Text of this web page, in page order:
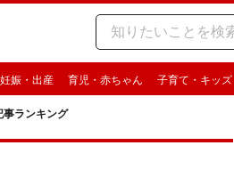
妊娠・出産 育児・赤ちゃん 子育て・キッズ
事ランキング